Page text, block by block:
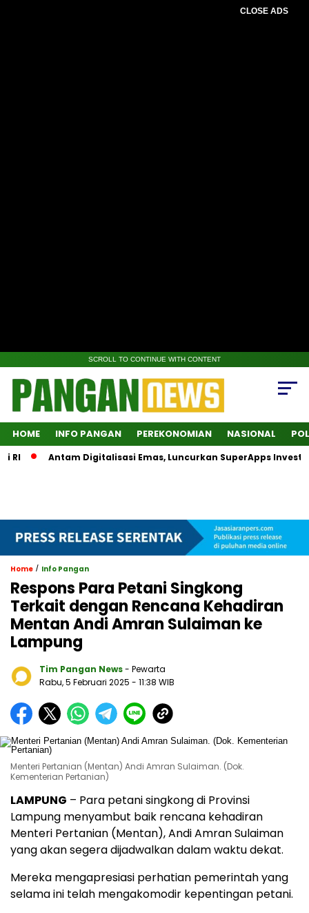
CLOSE ADS
SCROLL TO CONTINUE WITH CONTENT
HOME INFO PANGAN PEREKONOMIAN NASIONAL
Antam Digitalisasi Emas, Luncurkan SuperApps Investasi
Home / Info Pangan
Respons Para Petani Singkong
Terkait dengan Rencana Kehadiran
Mentan Andi Amran Sulaiman ke
Lampung
Tim Pangan News- Pewarta
Rabu, 5 Februari 2025 - 11:38 WIB
Menteri Pertanian (Mentan) Andi Amran Sulaiman. (Dok.
Kementerian Pertanian)
LAMPUNG – Para petani singkong di Provinsi
Lampung menyambut baik rencana kehadiran
Menteri Pertanian (Mentan), Andi Amran Sulaiman
yang akan segera dijadwalkan dalam waktu dekat.
Mereka mengapresiasi perhatian pemerintah yang
selama ini telah mengakomodir kepentingan petani.